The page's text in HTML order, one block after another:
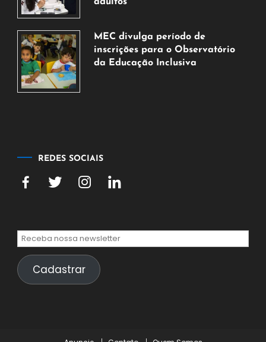
de
agosto
de
MEC divulga período de
inscrições para o Observatório
da Educação Inclusiva
REDES SOCIAIS
Cadastrar